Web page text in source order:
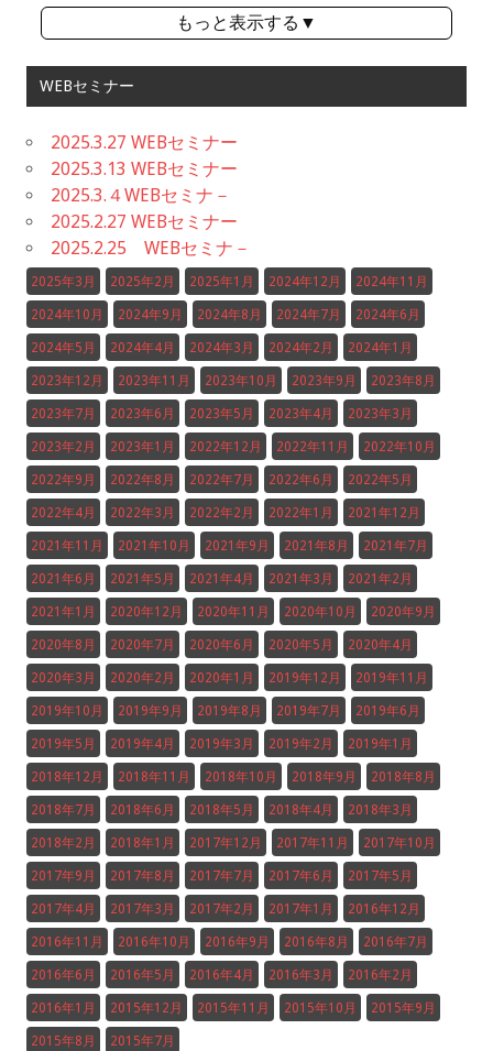
もっと表示する▼
WEBセミナー
2025.3.27 WEBセミナー
2025.3.13 WEBセミナー
2025.3.４WEBセミナ－
2025.2.27 WEBセミナー
2025.2.25 WEBセミナ－
2025年3月 2025年2月 2025年1月 2024年12月 2024年11月
2024年10月 2024年9月 2024年8月 2024年7月 2024年6月
2024年5月 2024年4月 2024年3月 2024年2月 2024年1月
2023年12月 2023年11月 2023年10月 2023年9月 2023年8月
2023年7月 2023年6月 2023年5月 2023年4月 2023年3月
2023年2月 2023年1月 2022年12月 2022年11月 2022年10月
2022年9月 2022年8月 2022年7月 2022年6月 2022年5月
2022年4月 2022年3月 2022年2月 2022年1月 2021年12月
2021年11月 2021年10月 2021年9月 2021年8月 2021年7月
2021年6月 2021年5月 2021年4月 2021年3月 2021年2月
2021年1月 2020年12月 2020年11月 2020年10月 2020年9月
2020年8月 2020年7月 2020年6月 2020年5月 2020年4月
2020年3月 2020年2月 2020年1月 2019年12月 2019年11月
2019年10月 2019年9月 2019年8月 2019年7月 2019年6月
2019年5月 2019年4月 2019年3月 2019年2月 2019年1月
2018年12月 2018年11月 2018年10月 2018年9月 2018年8月
2018年7月 2018年6月 2018年5月 2018年4月 2018年3月
2018年2月 2018年1月 2017年12月 2017年11月 2017年10月
2017年9月 2017年8月 2017年7月 2017年6月 2017年5月
2017年4月 2017年3月 2017年2月 2017年1月 2016年12月
2016年11月 2016年10月 2016年9月 2016年8月 2016年7月
2016年6月 2016年5月 2016年4月 2016年3月 2016年2月
2016年1月 2015年12月 2015年11月 2015年10月 2015年9月
2015年8月 2015年7月